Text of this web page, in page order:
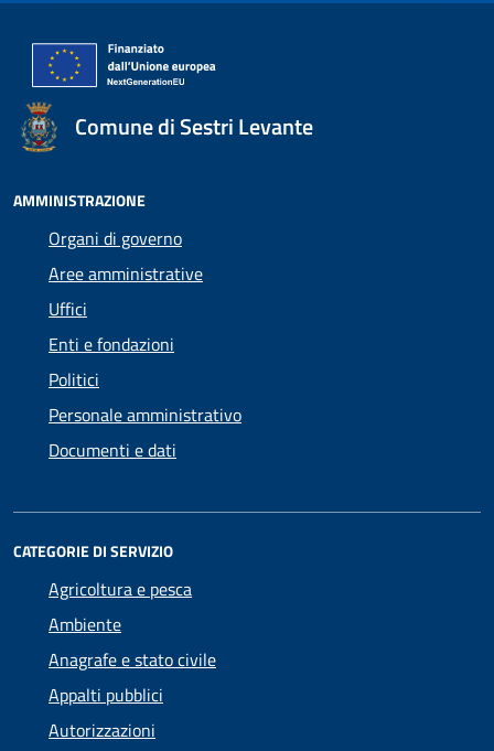
Comune di Sestri Levante
AMMINISTRAZIONE
Organi di governo
Aree amministrative
Uffici
Enti e fondazioni
Politici
Personale amministrativo
Documenti e dati
CATEGORIE DI SERVIZIO
Agricoltura e pesca
Ambiente
Anagrafe e stato civile
Appalti pubblici
Autorizzazioni